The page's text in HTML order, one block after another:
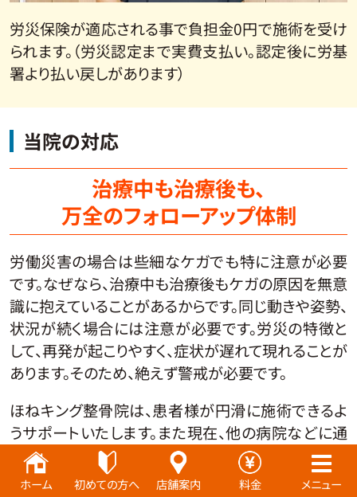
ホーム 初めての方へ 店舗案内 料金 メニュー
労災保険が適応される事で負担金0円で施術を受け
られます。（労災認定まで実費支払い。認定後に労基
署より払い戻しがあります）
当院の対応
治療中も治療後も、
万全のフォローアップ体制
労働災害の場合は些細なケガでも特に注意が必要
です。なぜなら、治療中も治療後もケガの原因を無意
識に抱えていることがあるからです。同じ動きや姿勢、
状況が続く場合には注意が必要です。労災の特徴と
して、再発が起こりやすく、症状が遅れて現れることが
あります。そのため、絶えず警戒が必要です。
ほねキング整骨院は、患者様が円滑に施術できるよ
うサポートいたします。また現在、他の病院などに通
院されている方でも、当院に転院可能です。お困りの
方はご相談ください。